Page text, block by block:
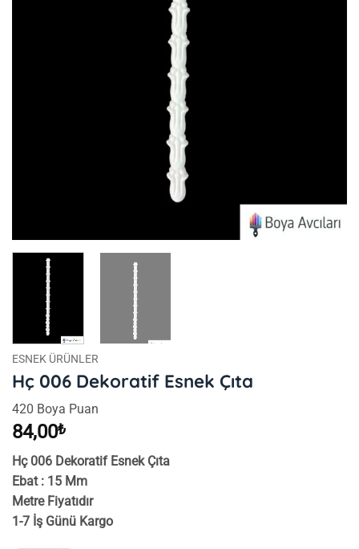
ESNEK ÜRÜNLER
Hç 006 Dekoratif Esnek Çıta
420 Boya Puan
84,00₺
Hç 006 Dekoratif Esnek Çıta
Ebat : 15 Mm
Metre Fiyatıdır
1-7 İş Günü Kargo